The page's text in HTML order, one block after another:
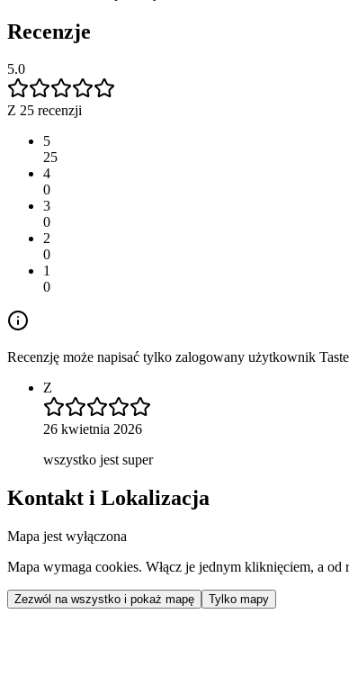
Recenzje
5.0
Z 25 recenzji
5
25
4
0
3
0
2
0
1
0
Recenzję może napisać tylko zalogowany użytkownik
Z
26 kwietnia 2026
wszystko jest super
Kontakt i Lokalizacja
Mapa jest wyłączona
Mapa wymaga cookies. Włącz je jednym kliknięciem, a od
Zezwól na wszystko i pokaż mapę Tylko mapy